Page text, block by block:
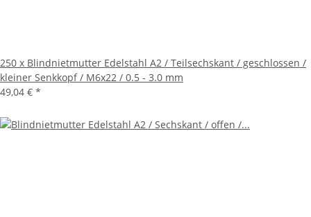
250 x Blindnietmutter Edelstahl A2 / Teilsechskant / geschlossen /
kleiner Senkkopf / M6x22 / 0.5 - 3.0 mm
49,04 € *